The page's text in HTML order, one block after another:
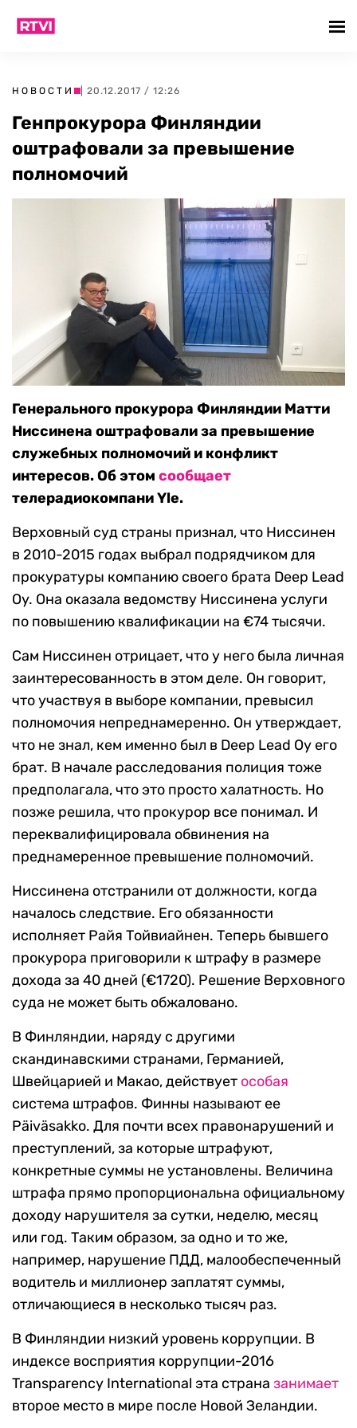
НОВОСТИ | 20.12.2017 / 12:26
Генпрокурора Финляндии
оштрафовали за превышение
полномочий
Генерального прокурора Финляндии Матти
Ниссинена оштрафовали за превышение
служебных полномочий и конфликт
интересов. Об этом сообщает
телерадиокомпани Yle.
Верховный суд страны признал, что Ниссинен
в 2010-2015 годах выбрал подрядчиком для
прокуратуры компанию своего брата Deep Lead
Oy. Она оказала ведомству Ниссинена услуги
по повышению квалификации на €74 тысячи.
Сам Ниссинен отрицает, что у него была личная
заинтересованность в этом деле. Он говорит,
что участвуя в выборе компании, превысил
полномочия непреднамеренно. Он утверждает,
что не знал, кем именно был в Deep Lead Oy его
брат. В начале расследования полиция тоже
предполагала, что это просто халатность. Но
позже решила, что прокурор все понимал. И
переквалифицировала обвинения на
преднамеренное превышение полномочий.
Ниссинена отстранили от должности, когда
началось следствие. Его обязанности
исполняет Райя Тойвиайнен. Теперь бывшего
прокурора приговорили к штрафу в размере
дохода за 40 дней (€1720). Решение Верховного
суда не может быть обжаловано.
В Финляндии, наряду с другими
скандинавскими странами, Германией,
Швейцарией и Макао, действует особая
система штрафов. Финны называют ее
Päiväsakko. Для почти всех правонарушений и
преступлений, за которые штрафуют,
конкретные суммы не установлены. Величина
штрафа прямо пропорциональна официальному
доходу нарушителя за сутки, неделю, месяц
или год. Таким образом, за одно и то же,
например, нарушение ПДД, малообеспеченный
водитель и миллионер заплатят суммы,
отличающиеся в несколько тысяч раз.
В Финляндии низкий уровень коррупции. В
индексе восприятия коррупции-2016
Transparency International эта страна занимает
второе место в мире после Новой Зеландии.